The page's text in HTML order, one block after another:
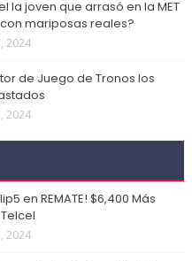
la joven que arrasó en la MET
mariposas reales?
2024
de Juego de Tronos los
2024
en REMATE! $6,400 Más
2024